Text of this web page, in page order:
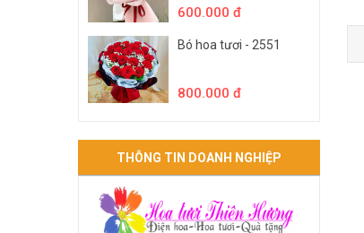
600.000 đ
Bó hoa tươi - 2551
800.000 đ
THÔNG TIN DOANH NGHIỆP